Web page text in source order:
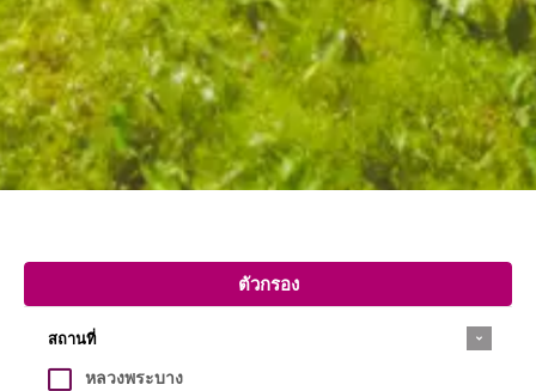
ตัวกรอง
สถานที่
หลวงพระบาง